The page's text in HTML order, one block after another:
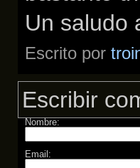
Un saludo
Escrito por
Escribir
Nombre:
Email: